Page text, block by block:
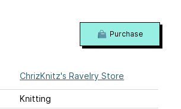
ChrizKnitz's Ravelry Store
Knitting
Purchase